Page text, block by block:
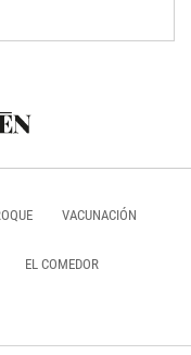
VACUNACIÓN
EL COMEDOR